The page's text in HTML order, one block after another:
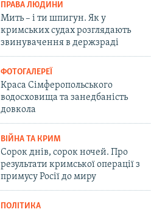
ПРАВА ЛЮДИНИ
Мить – і ти шпигун. Як у
кримських судах розглядають
звинувачення в держзраді
ФОТОГАЛЕРЕЇ
Краса Сімферопольського
водосховища та занедбаність
довкола
ВІЙНА ТА КРИМ
Сорок днів, сорок ночей. Про
результати кримської операції з
примусу Росії до миру
ПОЛІТИКА